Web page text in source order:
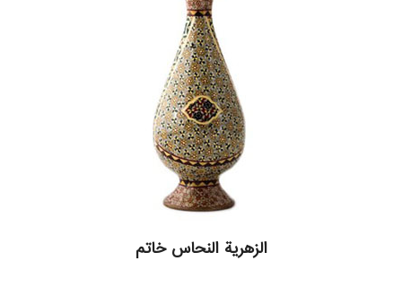
الزهرية النحاس خاتم